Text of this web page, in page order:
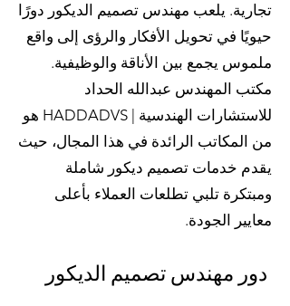
تجارية. يلعب مهندس تصميم الديكور دورًا
حيويًا في تحويل الأفكار والرؤى إلى واقع
ملموس يجمع بين الأناقة والوظيفية.
مكتب المهندس عبدالله الحداد
للاستشارات الهندسية | HADDADVS هو
من المكاتب الرائدة في هذا المجال، حيث
يقدم خدمات تصميم ديكور شاملة
ومبتكرة تلبي تطلعات العملاء بأعلى
معايير الجودة.
دور مهندس تصميم الديكور